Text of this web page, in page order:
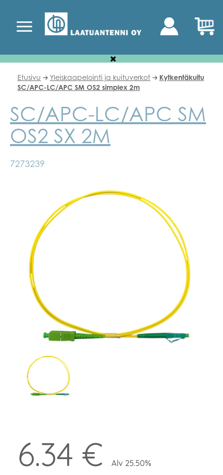
Etusivu 🡢 Yleiskaapelointi ja kuituverkot 🡢 Kytkentäkuitu
SC/APC-LC/APC SM OS2 simplex 2m
SC/APC-LC/APC SM
OS2 SX 2M
7273239
6.34 € Alv 25.50%